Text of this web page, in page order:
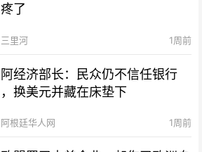
疼了
三里河 1周前
阿经济部长：民众仍不信任银行
，换美元并藏在床垫下
阿根廷华人网 1周前